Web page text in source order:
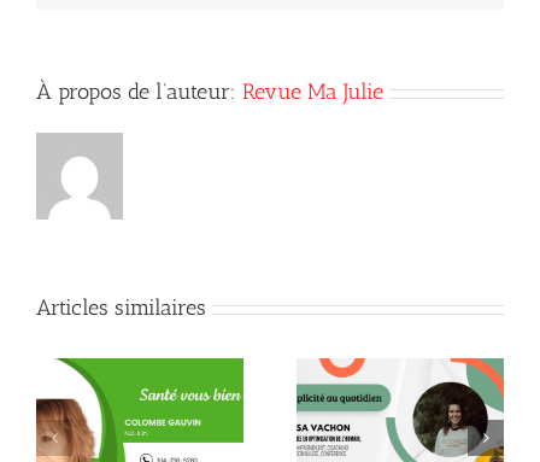
À propos de l’auteur: Revue Ma Julie
Articles similaires
Quand la conscience
Quelques citations de